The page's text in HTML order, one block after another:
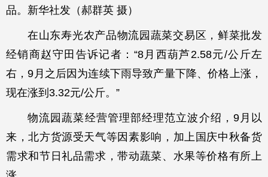
品。新华社发（郝群英 摄）
在山东寿光农产品物流园蔬菜交易区，鲜菜批发
经销商赵守田告诉记者：“8月西葫芦2.58元/公斤左
右，9月之后因为连续下雨导致产量下降、价格上涨，
现在涨到3.32元/公斤。”
物流园蔬菜经营管理部经理范立波介绍，9月以
来，北方货源受天气等因素影响，加上国庆中秋备货
需求和节日礼品需求，带动蔬菜、水果等价格有所上